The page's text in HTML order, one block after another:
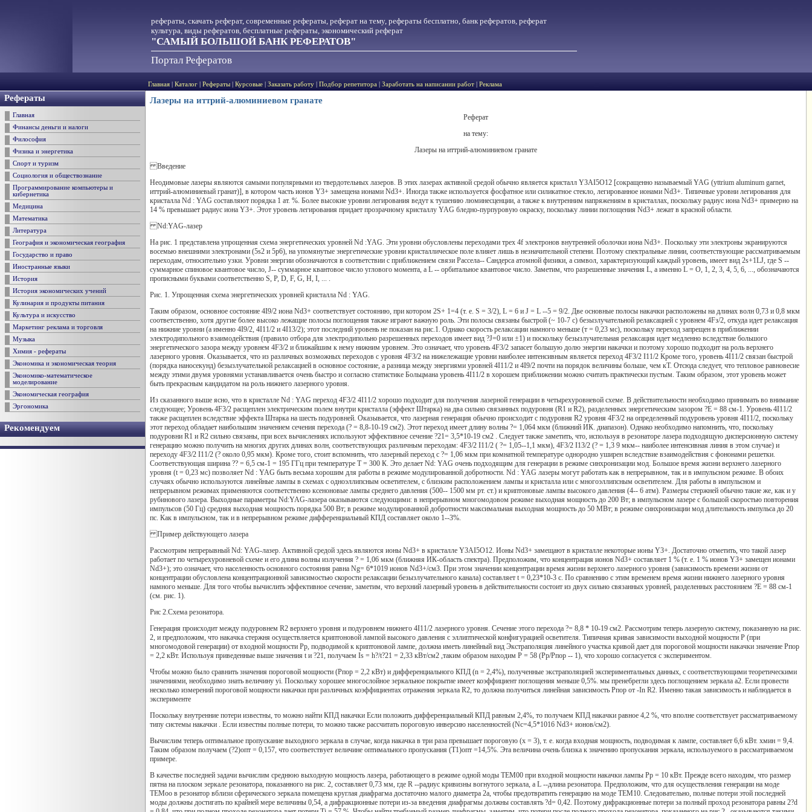
рефераты, скачать реферат, современные рефераты, реферат на тему, рефераты бесплатно, банк рефератов, реферат
культура, виды рефератов, бесплатные рефераты, экономический реферат
"САМЫЙ БОЛЬШОЙ БАНК РЕФЕРАТОВ"
Портал Рефератов
Главная Каталог Рефераты Курсовые Заказать работу Подбор репетитора Заработать на написании работ Реклама
Рефераты
Главная
Финансы деньги и налоги
Философия
Физика и энергетика
Спорт и туризм
Социология и обществознание
Программирование компьютеры и
кибернетика
Медицина
Математика
Литература
География и экономическая география
Государство и право
Иностранные языки
История
История экономических учений
Кулинария и продукты питания
Культура и искусство
Маркетинг реклама и торговля
Музыка
Химия - рефераты
Экономика и экономическая теория
Экономико-математическое
моделирование
Экономическая география
Эргономика
Рекомендуем
Лазеры на иттрий-алюминиевом гранате
Реферат
на тему:
Лазеры на иттрий-алюминиевом гранате
Введение
Неодимовые лазеры являются самыми популярными из твердотельных лазеров. В этих лазерах активной средой обычно является кристалл Y3AI5O12 [сокращенно называемый YAG (yttrium aluminum garnet,
иттрий-алюминиевый гранат)], в котором часть ионов Y3+ замещена ионами Nd3+. Иногда также используется фосфатное или силикатное стекло, легированное ионами Nd3+. Типичные уровни легирования для
кристалла Nd : YAG составляют порядка 1 ат. %. Более высокие уровни легирования ведут к тушению люминесценции, а также к внутренним напряжениям в кристаллах, поскольку радиус иона Nd3+ примерно на
14 % превышает радиус иона Y3+. Этот уровень легирования придает прозрачному кристаллу YAG бледно-пурпуровую окраску, поскольку линии поглощения Nd3+ лежат в красной области.
Nd:YAG-лазер
На рис. 1 представлена упрощенная схема энергетических уровней Nd :YAG. Эти уровни обусловлены переходами трех 4f электронов внутренней оболочки иона Nd3+. Поскольку эти электроны экранируются
восемью внешними электронами (5s2 и 5р6), на упомянутые энергетические уровни кристаллическое поле влияет лишь в незначительной степени. Поэтому спектральные линии, соответствующие рассматриваемым
переходам, относительно узки. Уровни энергии обозначаются в соответствии с приближением связи Рассела-- Сандерса атомной физики, а символ, характеризующий каждый уровень, имеет вид 2s+1LJ, где S --
суммарное спиновое квантовое число, J-- суммарное квантовое число углового момента, а L -- орбитальное квантовое число. Заметим, что разрешенные значения L, а именно L = О, 1, 2, 3, 4, 5, 6, ..., обозначаются
прописными буквами соответственно S, Р, D, F, G, Н, I, ... .
Рис. 1. Упрощенная схема энергетических уровней кристалла Nd : YAG.
Таким образом, основное состояние 4I9/2 иона Nd3+ соответствует состоянию, при котором 2S+ 1=4 (т. е. S = 3/2), L = 6 и J = L --5 = 9/2. Две основные полосы накачки расположены на длинах волн 0,73 и 0,8 мкм
соответственно, хотя другие более высоко лежащие полосы поглощения также играют важную роль. Эти полосы связаны быстрой (~ 10-7 с) безызлучательной релаксацией с уровнем 4Fз/2, откуда идет релаксация
на нижние уровни (а именно 4I9/2, 4I11/2 и 4I13/2); этот последний уровень не показан на рис.1. Однако скорость релаксации намного меньше (т = 0,23 мс), поскольку переход запрещен в приближении
электродипольного взаимодействия (правило отбора для электродипольно разрешенных переходов имеет вид ?J=0 или ±1) и поскольку безызлучательная релаксация идет медленно вследствие большого
энергетического зазора между уровнем 4F3/2 и ближайшим к нему нижним уровнем. Это означает, что уровень 4F3/2 запасет большую долю энергии накачки и поэтому хорошо подходит на роль верхнего
лазерного уровня. Оказывается, что из различных возможных переходов с уровня 4F3/2 на нижележащие уровни наиболее интенсивным является переход 4F3/2 I11/2 Кроме того, уровень 4I11/2 связан быстрой
(порядка наносекунд) безызлучательной релаксацией в основное состояние, а разница между энергиями уровней 4I11/2 и 4I9/2 почти на порядок величины больше, чем кТ. Отсюда следует, что тепловое равновесие
между этими двумя уровнями устанавливается очень быстро и согласно статистике Больцмана уровень 4I11/2 в хорошем приближении можно считать практически пустым. Таким образом, этот уровень может
быть прекрасным кандидатом на роль нижнего лазерного уровня.
Из сказанного выше ясно, что в кристалле Nd : YAG переход 4F3/2 4I11/2 хорошо подходит для получения лазерной генерации в четырехуровневой схеме. В действительности необходимо принимать во внимание
следующее; Уровень 4F3/2 расщеплен электрическим полем внутри кристалла (эффект Штарка) на два сильно связанных подуровня (R1 и R2), разделенных энергетическим зазором ?Е = 88 см-1. Уровень 4I11/2
также расщеплен вследствие эффекта Штарка на шесть подуровней. Оказывается, что лазерная генерация обычно происходит с подуровня R2 уровня 4F3/2 на определенный подуровень уровня 4I11/2, поскольку
этот переход обладает наибольшим значением сечения перехода (? = 8,8-10-19 см2). Этот переход имеет длину волны ?= 1,064 мкм (ближний ИК. диапазон). Однако необходимо напомнить, что, поскольку
подуровни R1 и R2 сильно связаны, при всех вычислениях используют эффективное сечение ?21= 3,5*10-19 см2 . Следует также заметить, что, используя в резонаторе лазера подходящую дисперсионную систему
генерацию можно получить на многих других длинах волн, соответствующих различным переходам: 4F3/2 I11/2 ( ?= 1,05--1,1 мкм), 4F3/2 I13/2 (? = 1,3 9 мкм-- наиболее интенсивная линия в этом случае) и
переходу 4F3/2 I11/2 (? около 0,95 мкм). Кроме того, стоит вспомнить, что лазерный переход с ?= 1,06 мкм при комнатной температуре однородно уширен вследствие взаимодействия с фононами решетки.
Соответствующая ширина ?? = 6,5 см-1 = 195 ГГц при температуре T = 300 К. Это делает Nd: YAG очень подходящим для генерации в режиме синхронизации мод. Большое время жизни верхнего лазерного
уровня (t = 0,23 мс) позволяет Nd : YAG быть весьма хорошим для работы в режиме модулированной добротности. Nd : YAG лазеры могут работать как в непрерывном, так и в импульсном режиме. В обоих
случаях обычно используются линейные лампы в схемах с одноэллипсным осветителем, с близким расположением лампы и кристалла или с многоэллипсным осветителем. Для работы в импульсном и
непрерывном режимах применяются соответственно ксеноновые лампы среднего давления (500-- 1500 мм рт. ст.) и криптоновые лампы высокого давления (4-- 6 атм). Размеры стержней обычно такие же, как и у
рубинового лазера. Выходные параметры Nd:YAG-лазера оказываются следующими: в непрерывном многомодовом режиме выходная мощность до 200 Вт; в импульсном лазере с большой скоростью повторения
импульсов (50 Гц) средняя выходная мощность порядка 500 Вт; в режиме модулированной добротности максимальная выходная мощность до 50 МВт; в режиме синхронизации мод длительность импульса до 20
пс. Как в импульсном, так и в непрерывном режиме дифференциальный КПД составляет около 1--3%.
Пример действующего лазера
Рассмотрим непрерывный Nd: YAG-лазер. Активной средой здесь являются ионы Nd3+ в кристалле Y3AI5O12. Ионы Nd3+ замещают в кристалле некоторые ионы Y3+. Достаточно отметить, что такой лазер
работает по четырехуровневой схеме и его длина волны излучения ? = 1,06 мкм (ближняя ИК-область спектра). Предположим, что концентрация ионов Nd3+ составляет 1 % (т. е. 1 % ионов Y3+ замещен ионами
Nd3+); это означает, что населенность основного состояния равна Ng= 6*1019 ионов Nd3+/cм3. При этом значении концентрации время жизни верхнего лазерного уровня (зависимость времени жизни от
концентрации обусловлена концентрационной зависимостью скорости релаксации безызлучательного канала) составляет t = 0,23*10-3 с. По сравнению с этим временем время жизни нижнего лазерного уровня
намного меньше. Для того чтобы вычислить эффективное сечение, заметим, что верхний лазерный уровень в действительности состоит из двух сильно связанных уровней, разделенных расстоянием ?Е = 88 см-1
(см. рис. 1).
Рис 2.Схема резонатора.
Генерация происходит между подуровнем R2 верхнего уровня и подуровнем нижнего 4I11/2 лазерного уровня. Сечение этого перехода ?= 8,8 * 10-19 см2. Рассмотрим теперь лазерную систему, показанную на рис.
2, и предположим, что накачка стержня осуществляется криптоновой лампой высокого давления с эллиптической конфигурацией осветителя. Типичная кривая зависимости выходной мощности Р (при
многомодовой генерации) от входной мощности Рр, подводимой к криптоновой лампе, должна иметь линейный вид Экстраполяция линейного участка кривой дает для пороговой мощности накачки значение Рпор
= 2,2 кВт. Используя приведенные выше значения t и ?21, получаем Is = h?/t?21 = 2,33 кВт/см2 ,таким образом находим Р = 58 (Рр/Рпор -- 1), что хорошо согласуется с экспериментом.
Чтобы можно было сравнить значения пороговой мощности (Рпор = 2,2 кВт) и дифференциального КПД (n = 2,4%), полученные экстраполяцией экспериментальных данных, с соответствующими теоретическими
значениями, необходимо знать величину yi. Поскольку хорошее многослойное зеркальное покрытие имеет коэффициент поглощения меньше 0,5%. мы пренебрегли здесь поглощением зеркала а2. Если провести
несколько измерений пороговой мощности накачки при различных коэффициентах отражения зеркала R2, то должна получиться линейная зависимость Рпор от -In R2. Именно такая зависимость и наблюдается в
эксперименте
Поскольку внутренние потери известны, то можно найти КПД накачки Если положить дифференциальный КПД равным 2,4%, то получаем КПД накачки равное 4,2 %, что вполне соответствует рассматриваемому
типу системы накачки . Если известны полные потери, то можно также рассчитать пороговую инверсию населенностей (Nc=4,5*1016 Nd3+ ионов/см2).
Вычислим теперь оптимальное пропускание выходного зеркала в случае, когда накачка в три раза превышает пороговую (х = 3), т. е. когда входная мощность, подводимая к лампе, составляет 6,6 кВт. хмин = 9,4.
Таким образом получаем (?2)опт = 0,157, что соответствует величине оптимального пропускания (Т1)опт =14,5%. Эта величина очень близка к значению пропускания зеркала, используемого в рассматриваемом
примере.
В качестве последней задачи вычислим среднюю выходную мощность лазера, работающего в режиме одной моды ТЕМ00 при входной мощности накачки лампы Рр = 10 кВт. Прежде всего находим, что размер
пятна на плоском зеркале резонатора, показанного на рис. 2, составляет 0,73 мм, где R --радиус кривизны вогнутого зеркала, а L --длина резонатора. Предположим, что для осуществления генерации на моде
ТЕМоо в резонатор вблизи сферического зеркала помещена круглая диафрагма достаточно малого диаметра 2a, чтобы предотвратить генерацию на моде ТЕМ10. Следовательно, полные потери этой последней
моды должны достигать по крайней мере величины 0,54, а дифракционные потери из-за введения диафрагмы должны составлять ?d= 0,42. Поэтому дифракционные потери за полный проход резонатора равны 2?d